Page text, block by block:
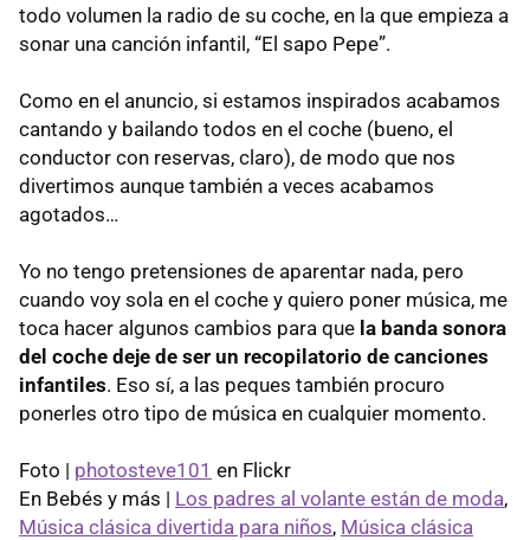
todo volumen la radio de su coche, en la que empieza a
sonar una canción infantil, “El sapo Pepe”.
Como en el anuncio, si estamos inspirados acabamos
cantando y bailando todos en el coche (bueno, el
conductor con reservas, claro), de modo que nos
divertimos aunque también a veces acabamos
agotados…
Yo no tengo pretensiones de aparentar nada, pero
cuando voy sola en el coche y quiero poner música, me
toca hacer algunos cambios para que la banda sonora
del coche deje de ser un recopilatorio de canciones
infantiles. Eso sí, a las peques también procuro
ponerles otro tipo de música en cualquier momento.
Foto | photosteve101 en Flickr
En Bebés y más | Los padres al volante están de moda,
Música clásica divertida para niños, Música clásica